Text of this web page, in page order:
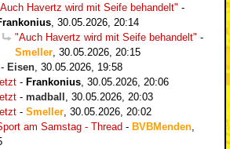
Havertz wird mit Seife behandelt" -
30.05.2026, 20:14
"Auch Havertz wird mit Seife behandelt" -
Smeller 30.05.2026, 20:15
- Eisen 30.05.2026, 19:58
- Frankonius 30.05.2026, 20:06
- madball
30.05.2026, 20:03
- Smeller 30.05.2026, 20:02
am Samstag - Thread - BVBMenden